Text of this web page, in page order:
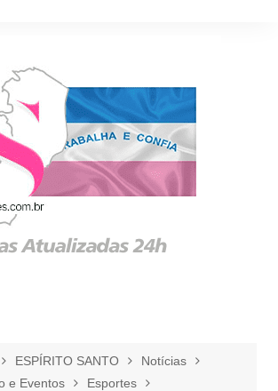
ESPÍRITO SANTO
Notícias
e Eventos
Esportes